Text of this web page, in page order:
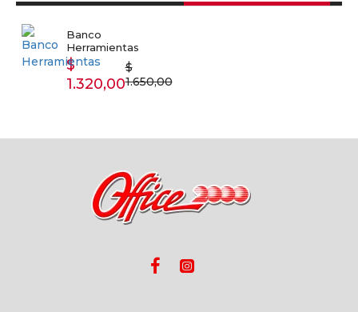
Banco
Herramientas
$
1.320,00
$
1.650,00